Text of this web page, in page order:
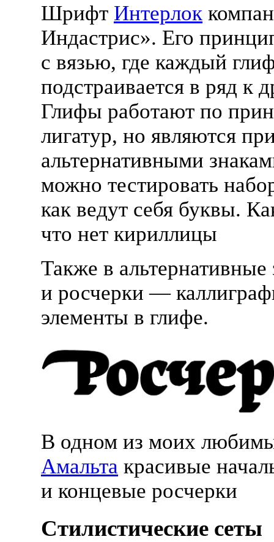
Шрифт Интерлок
Индастрис». Его
с вязью, где каждый
подстраивается в ряд к
Глифы работают по
лигатур, но являются
альтернативными
можно тестировать
как ведут себя буквы.
что нет кириллицы
Также в альтернативные
и росчерки —
элементы в глифе.
В одном из моих
Амальта красивые
и концевые росчерки
Стилистические сеты